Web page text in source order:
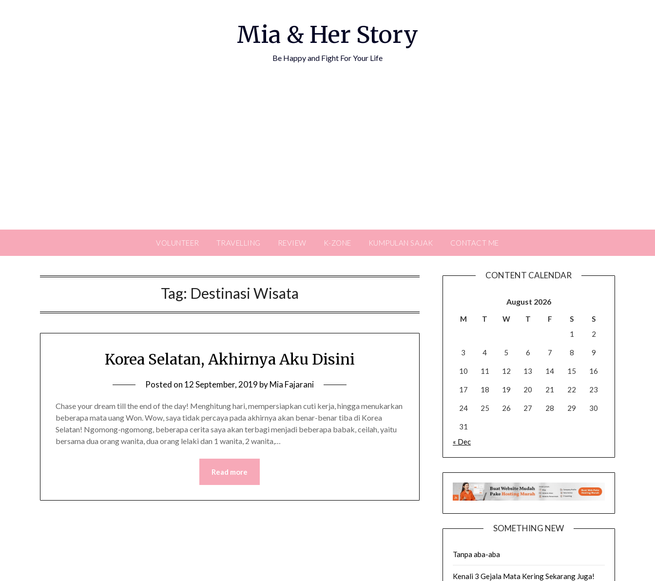
Mia & Her Story
Be Happy and Fight For Your Life
VOLUNTEER TRAVELLING REVIEW K-ZONE KUMPULAN SAJAK CONTACT ME
Tag: Destinasi Wisata
Korea Selatan, Akhirnya Aku Disini
Posted on 12 September, 2019 byMia Fajarani
Chase your dream till the end of the day! Menghitung hari, mempersiapkan cuti kerja, hingga menukarkan
beberapa mata uang Won. Wow, saya tidak percaya pada akhirnya akan benar-benar tiba di Korea
Selatan! Ngomong-ngomong, beberapa cerita saya akan terbagi menjadi beberapa babak, ceilah, yaitu
bersama dua orang wanita, dua orang lelaki dan 1 wanita, 2 wanita,…
Read more
CONTENT CALENDAR
August 2026
M T W T F S
S
1
2
3 4 5 6 7 8 9
10 11 12 13 14 15 16
17 18 19 20 21 22 23
24 25 26 27 28 29 30
31
« Dec
SOMETHING NEW
Tanpa aba-aba
Kenali 3 Gejala Mata Kering Sekarang Juga!